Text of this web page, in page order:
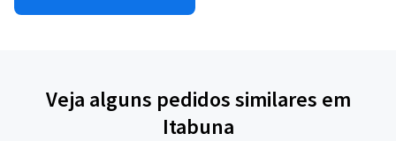
Veja alguns pedidos similares em
Itabuna